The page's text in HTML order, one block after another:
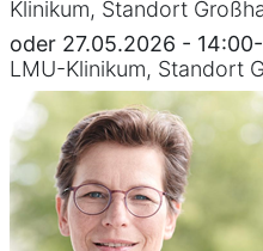
Klinikum, Standort
oder 27.05.2026 -
LMU-Klinikum, Standort